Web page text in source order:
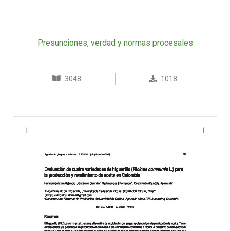
Presunciones, verdad y normas procesales
3048 1018